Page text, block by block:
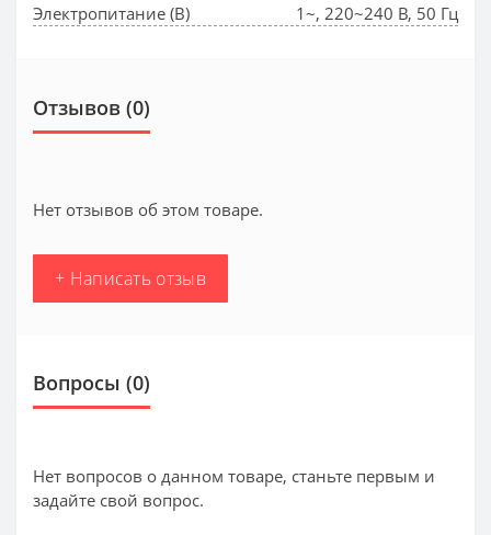
Электропитание (В)
1~, 220~240 В, 50 Гц
Отзывов (0)
Нет отзывов об этом товаре.
+ Написать отзыв
Вопросы (0)
Нет вопросов о данном товаре, станьте первым и
задайте свой вопрос.